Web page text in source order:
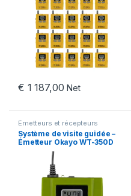
€ 1 187,00 Net
Émetteurs et récepteurs
Système de visite guidée –
Émetteur Okayo WT-350D